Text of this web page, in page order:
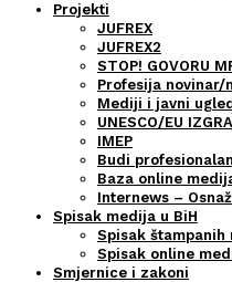
Projekti
JUFREX
JUFREX2
STOP! GOVORU
Profesija novinar/
Mediji i javni ugled
UNESCO/EU
IMEP
Budi
Baza online
Internews –
Spisak medija u BiH
Spisak štampanih
Spisak online
Smjernice i zakoni